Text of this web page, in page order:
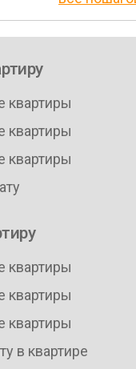
квартиры
квартиры
квартиры
квартиры
квартиры
квартиры
в квартире